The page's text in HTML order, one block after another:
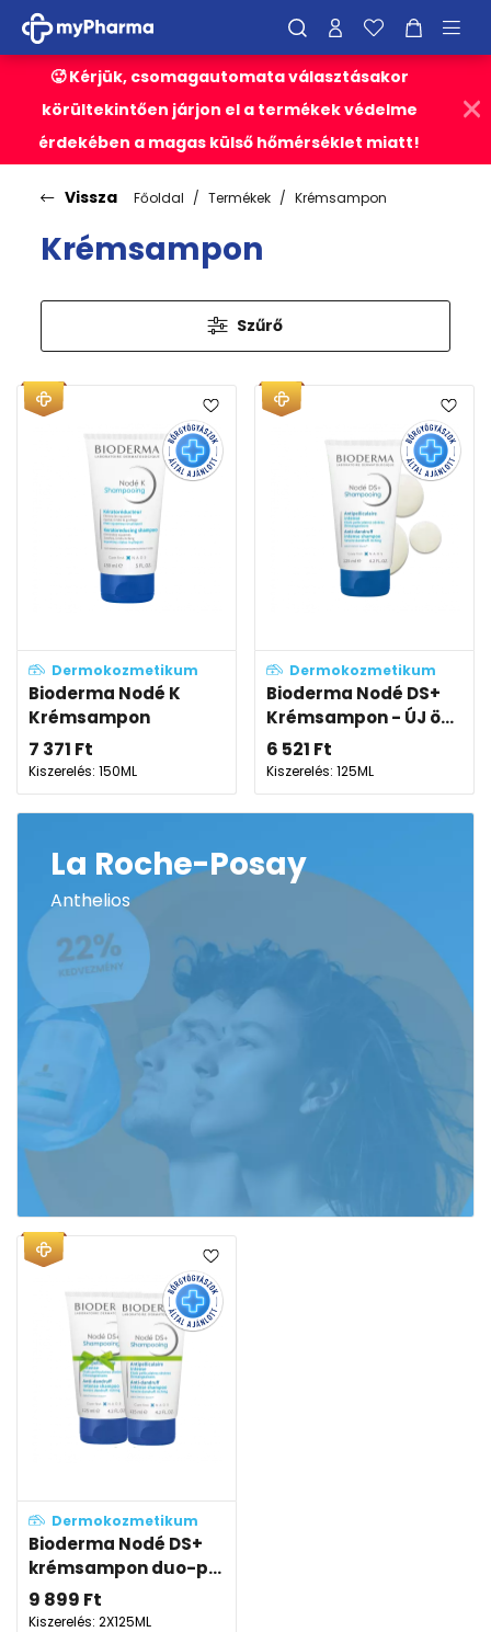
🥵 Kérjük, csomagautomata választásakor
körültekintően járjon el a termékek védelme
érdekében a magas külső hőmérséklet miatt!
Vissza Főoldal Termékek Krémsampon
Krémsampon
Szűrő
Dermokozmetikum
Bioderma Nodé K
Krémsampon
7 371 Ft
Kiszerelés: 150ML
Dermokozmetikum
Bioderma Nodé DS+
Krémsampon - ÚJ ö...
6 521 Ft
Kiszerelés: 125ML
La Roche-Posay
Anthelios
Dermokozmetikum
Bioderma Nodé DS+
krémsampon duo-p...
9 899 Ft
Kiszerelés: 2X125ML